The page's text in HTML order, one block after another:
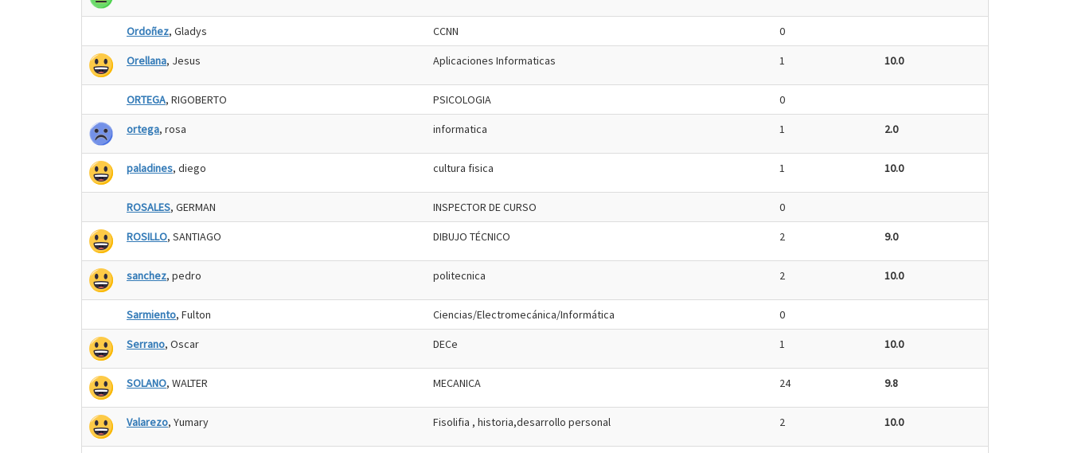
Ordoñez, Gladys CCNN 0
Orellana, Jesus Aplicaciones Informaticas 1 10.0
ORTEGA, RIGOBERTO PSICOLOGIA 0
ortega, rosa informatica 1 2.0
paladines, diego cultura fisica 1 10.0
ROSALES, GERMAN INSPECTOR DE CURSO 0
ROSILLO, SANTIAGO DIBUJO TÉCNICO 2 9.0
sanchez, pedro politecnica 2 10.0
Sarmiento, Fulton Ciencias/Electromecánica/Informática 0
Serrano, Oscar DECe 1 10.0
SOLANO, WALTER MECANICA 24 9.8
Valarezo, Yumary Fisolifia , historia,desarrollo personal 2 10.0